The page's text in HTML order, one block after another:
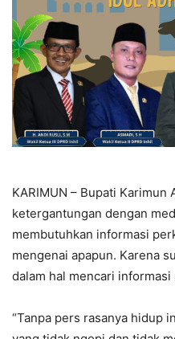
KARIMUN – Bupati Karimun
ketergantungan dengan
membutuhkan informasi
mengenai apapun. Karena
dalam hal mencari informasi
“Tanpa pers rasanya hidup